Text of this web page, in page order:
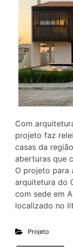
Com
projeto faz
casas da
aberturas que
O projeto para
arquitetura do
com sede em
localizado no
Projeto